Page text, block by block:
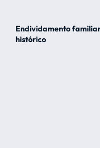
Endividamento
histórico